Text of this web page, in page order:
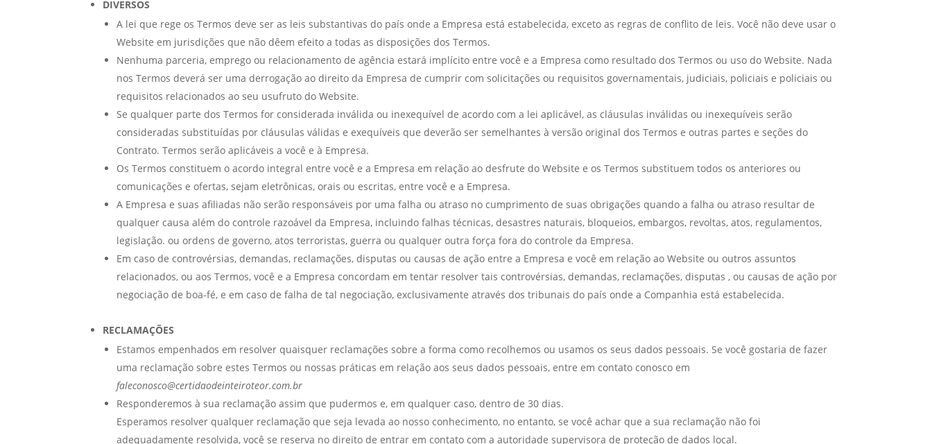
DIVERSOS
A lei que rege os Termos deve ser as leis substantivas do país onde a Empresa está estabelecida, exceto as regras de conflito de leis. Você não deve usar o
Website em jurisdições que não dêem efeito a todas as disposições dos Termos.
Nenhuma parceria, emprego ou relacionamento de agência estará implícito entre você e a Empresa como resultado dos Termos ou uso do Website. Nada
nos Termos deverá ser uma derrogação ao direito da Empresa de cumprir com solicitações ou requisitos governamentais, judiciais, policiais e policiais ou
requisitos relacionados ao seu usufruto do Website.
Se qualquer parte dos Termos for considerada inválida ou inexequível de acordo com a lei aplicável, as cláusulas inválidas ou inexequíveis serão
consideradas substituídas por cláusulas válidas e exequíveis que deverão ser semelhantes à versão original dos Termos e outras partes e seções do
Contrato. Termos serão aplicáveis a você e à Empresa.
Os Termos constituem o acordo integral entre você e a Empresa em relação ao desfrute do Website e os Termos substituem todos os anteriores ou
comunicações e ofertas, sejam eletrônicas, orais ou escritas, entre você e a Empresa.
A Empresa e suas afiliadas não serão responsáveis por uma falha ou atraso no cumprimento de suas obrigações quando a falha ou atraso resultar de
qualquer causa além do controle razoável da Empresa, incluindo falhas técnicas, desastres naturais, bloqueios, embargos, revoltas, atos, regulamentos,
legislação. ou ordens de governo, atos terroristas, guerra ou qualquer outra força fora do controle da Empresa.
Em caso de controvérsias, demandas, reclamações, disputas ou causas de ação entre a Empresa e você em relação ao Website ou outros assuntos
relacionados, ou aos Termos, você e a Empresa concordam em tentar resolver tais controvérsias, demandas, reclamações, disputas , ou causas de ação por
negociação de boa-fé, e em caso de falha de tal negociação, exclusivamente através dos tribunais do país onde a Companhia está estabelecida.
RECLAMAÇÕES
Estamos empenhados em resolver quaisquer reclamações sobre a forma como recolhemos ou usamos os seus dados pessoais. Se você gostaria de fazer
uma reclamação sobre estes Termos ou nossas práticas em relação aos seus dados pessoais, entre em contato conosco em
faleconosco@certidaodeinteiroteor.com.br
Responderemos à sua reclamação assim que pudermos e, em qualquer caso, dentro de 30 dias.
Esperamos resolver qualquer reclamação que seja levada ao nosso conhecimento, no entanto, se você achar que a sua reclamação não foi
adequadamente resolvida, você se reserva no direito de entrar em contato com a autoridade supervisora de proteção de dados local.